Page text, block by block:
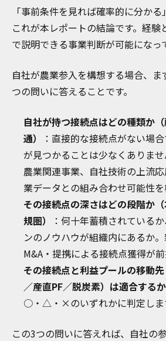
「事前条件を見れば確率的に分か
これが本レポートの結論です。経
で説明できる事業判断が可能になっ
自社が農業参入を構想する場合、
つの問いに答えることです。
自社が持つ接続点はどの種類か
通）
：直接的な接続点がない場
が見つかることは少なくありま
農業関連事業、自社技術の上流
業データとの組み合わせ可能性
その接続点の深さはどの段階か
規圏）
：何十年蓄積されている
ンのノウハウが組織内にあるか。
M&A・提携による接続点獲得が
その接続点と利益プールの移動
／産直PF／脱炭素）は適合するか
○・△・×のいずれかに判定しま
この3つの問いに答えれば、自社の